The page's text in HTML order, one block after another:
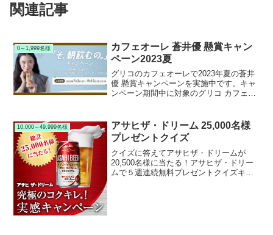
関連記事
0～1,999名様
カフェオーレ 蒼井優 懸賞キャン
ペーン2023夏
グリコのカフェオーレで2023年夏の蒼井
優 懸賞キャンペーンを実施中です。キャ
ンペーン期間中に対象のグリコ カフェオ
が当たります。
10,000～49,999名様
アサヒザ・ドリーム 25,000名様
プレゼントクイズ
クイズに答えてアサヒザ・ドリームが
20,500名様に当たる！アサヒザ・ドリー
ムで５週連続無料プレゼントクイズキャ